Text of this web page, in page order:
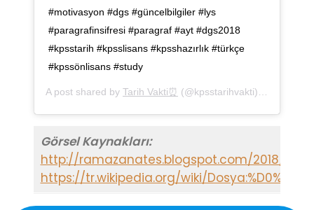
#motivasyon #dgs #güncelbilgiler #lys
#paragrafinsifresi #paragraf #ayt #dgs2018
#kpsstarih #kpsslisans #kpsshazırlık #türkçe
#kpssönlisans #study
A post shared by Tarih Vakti⏰ (@kpsstarihvakti) on
Görsel Kaynakları:
http://ramazanates.blogspot.com/2018/
https://tr.wikipedia.org/wiki/